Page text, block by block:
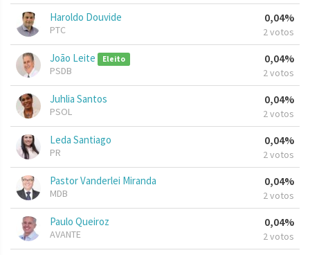
Haroldo Douvide
PTC
0,04%
2 votos
João Leite Eleito
PSDB
0,04%
2 votos
Juhlia Santos
PSOL
0,04%
2 votos
Leda Santiago
PR
0,04%
2 votos
Pastor Vanderlei Miranda
MDB
0,04%
2 votos
Paulo Queiroz
AVANTE
0,04%
2 votos